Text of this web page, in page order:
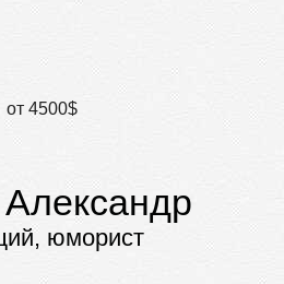
от 4500$
юморист